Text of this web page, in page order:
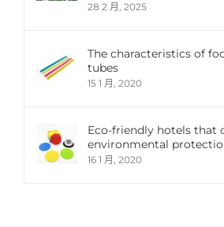
28 2 月, 2025
The characteristics of
tubes
15 1 月, 2020
Eco-friendly hotels that
environmental
16 1 月, 2020